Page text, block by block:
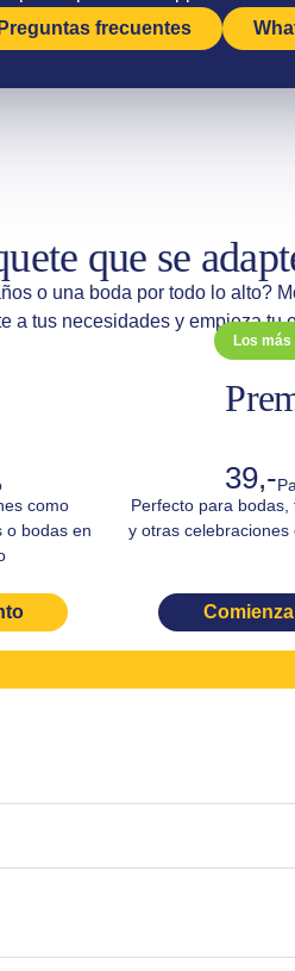
frecuentes
que se
o una boda por todo lo alto?
a tus necesidades y empieza tu
Los
como
o bodas en
39,-
Perfecto para
y otras